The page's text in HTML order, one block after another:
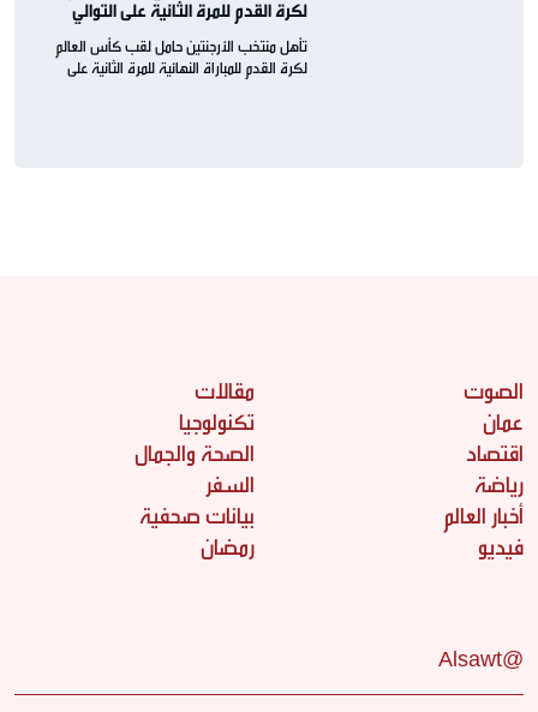
لكرة القدم للمرة الثانية على التوالي
تأهل منتخب الأرجنتين حامل لقب كأس العالم
لكرة القدم للمباراة النهائية للمرة الثانية على
الصوت
عمان
اقتصاد
رياضة
أخبار العالم
فيديو
مقالات
تكنولوجيا
الصحة والجمال
السفر
بيانات صحفية
رمضان
@Alsawt